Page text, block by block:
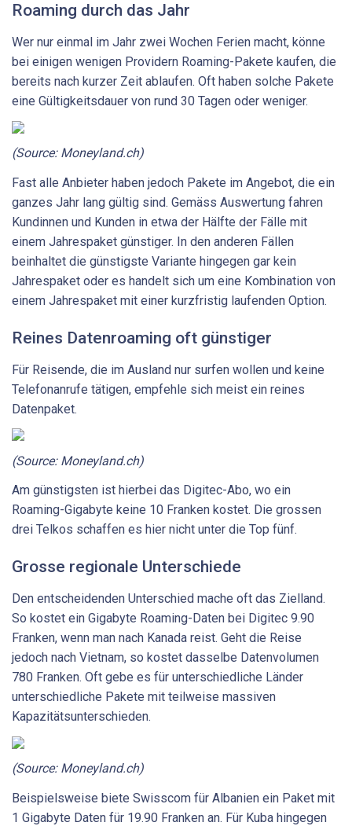
Roaming durch das Jahr
Wer nur einmal im Jahr zwei Wochen Ferien macht, könne
bei einigen wenigen Providern Roaming-Pakete kaufen, die
bereits nach kurzer Zeit ablaufen. Oft haben solche Pakete
eine Gültigkeitsdauer von rund 30 Tagen oder weniger.
(Source: Moneyland.ch)
Fast alle Anbieter haben jedoch Pakete im Angebot, die ein
ganzes Jahr lang gültig sind. Gemäss Auswertung fahren
Kundinnen und Kunden in etwa der Hälfte der Fälle mit
einem Jahrespaket günstiger. In den anderen Fällen
beinhaltet die günstigste Variante hingegen gar kein
Jahrespaket oder es handelt sich um eine Kombination von
einem Jahrespaket mit einer kurzfristig laufenden Option.
Reines Datenroaming oft günstiger
Für Reisende, die im Ausland nur surfen wollen und keine
Telefonanrufe tätigen, empfehle sich meist ein reines
Datenpaket.
(Source: Moneyland.ch)
Am günstigsten ist hierbei das Digitec-Abo, wo ein
Roaming-Gigabyte keine 10 Franken kostet. Die grossen
drei Telkos schaffen es hier nicht unter die Top fünf.
Grosse regionale Unterschiede
Den entscheidenden Unterschied mache oft das Zielland.
So kostet ein Gigabyte Roaming-Daten bei Digitec 9.90
Franken, wenn man nach Kanada reist. Geht die Reise
jedoch nach Vietnam, so kostet dasselbe Datenvolumen
780 Franken. Oft gebe es für unterschiedliche Länder
unterschiedliche Pakete mit teilweise massiven
Kapazitätsunterschieden.
(Source: Moneyland.ch)
Beispielsweise biete Swisscom für Albanien ein Paket mit
1 Gigabyte Daten für 19.90 Franken an. Für Kuba hingegen